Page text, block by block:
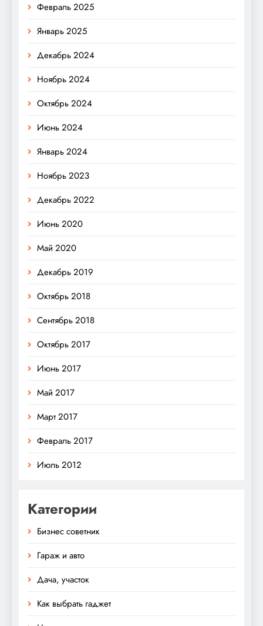
Февраль 2025
Январь 2025
Декабрь 2024
Ноябрь 2024
Октябрь 2024
Июнь 2024
Январь 2024
Ноябрь 2023
Декабрь 2022
Июнь 2020
Май 2020
Декабрь 2019
Октябрь 2018
Сентябрь 2018
Октябрь 2017
Июнь 2017
Май 2017
Март 2017
Февраль 2017
Июль 2012
Категории
Бизнес советник
Гараж и авто
Дача, участок
Как выбрать гаджет